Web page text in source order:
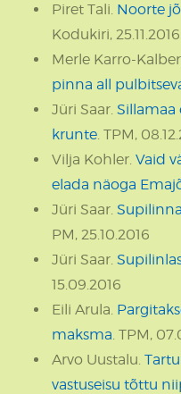
Piret Tali. Noorte
Kodukiri, 25.11.2016
Merle Karro-
pinna all
Jüri Saar. Sillamaa
krunte. TPM,
Vilja Kohler. Vaid
elada näoga
Jüri Saar.
PM, 25.10.2016
Jüri Saar.
15.09.2016
Eili Arula.
maksma. TPM,
Arvo Uustalu.
vastuseisu tõttu